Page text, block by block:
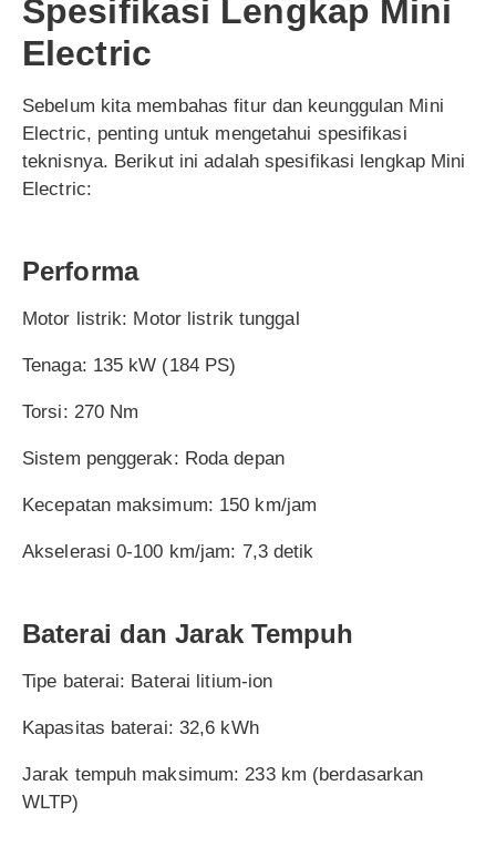
Spesifikasi Lengkap Mini
Electric
Sebelum kita membahas fitur dan keunggulan Mini
Electric, penting untuk mengetahui spesifikasi
teknisnya. Berikut ini adalah spesifikasi lengkap Mini
Electric:
Performa
Motor listrik: Motor listrik tunggal
Tenaga: 135 kW (184 PS)
Torsi: 270 Nm
Sistem penggerak: Roda depan
Kecepatan maksimum: 150 km/jam
Akselerasi 0-100 km/jam: 7,3 detik
Baterai dan Jarak Tempuh
Tipe baterai: Baterai litium-ion
Kapasitas baterai: 32,6 kWh
Jarak tempuh maksimum: 233 km (berdasarkan
WLTP)